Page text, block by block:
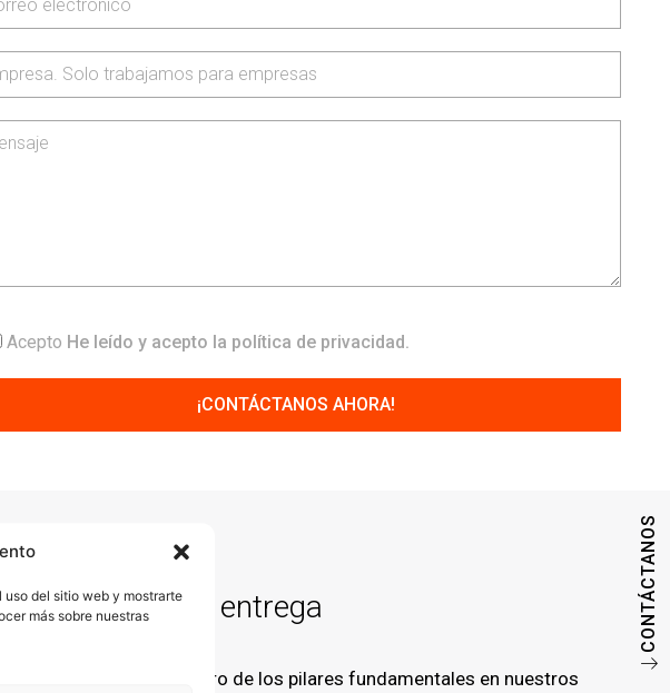
del sitio web y mostrarte
más sobre nuestras
CONTÁCTANOS
Acepto He leído y acepto la política de privacidad.
Rapidez en la entrega
en la entrega es otro de los pilares fundamentales en nuestros